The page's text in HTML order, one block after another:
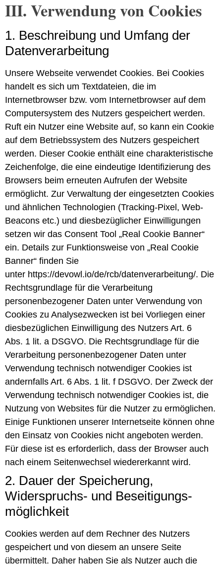
III. Verwendung von Cookies
1. Beschreibung und Umfang der
Daten­verarbeitung
Unsere Webseite verwendet Cookies. Bei Cookies
handelt es sich um Textdateien, die im
Internetbrowser bzw. vom Internetbrowser auf dem
Computersystem des Nutzers gespeichert werden.
Ruft ein Nutzer eine Website auf, so kann ein Cookie
auf dem Betriebssystem des Nutzers gespeichert
werden. Dieser Cookie enthält eine charakteristische
Zeichenfolge, die eine eindeutige Identifizierung des
Browsers beim erneuten Aufrufen der Website
ermöglicht. Zur Verwaltung der eingesetzten Cookies
und ähnlichen Technologien (Tracking-Pixel, Web-
Beacons etc.) und diesbezüglicher Einwilligungen
setzen wir das Consent Tool „Real Cookie Banner“
ein. Details zur Funktionsweise von „Real Cookie
Banner“ finden Sie
unter https://devowl.io/de/rcb/datenverarbeitung/. Die
Rechtsgrundlage für die Verarbeitung
personenbezogener Daten unter Verwendung von
Cookies zu Analysezwecken ist bei Vorliegen einer
diesbezüglichen Einwilligung des Nutzers Art. 6
Abs. 1 lit. a DSGVO. Die Rechtsgrundlage für die
Verarbeitung personenbezogener Daten unter
Verwendung technisch notwendiger Cookies ist
andernfalls Art. 6 Abs. 1 lit. f DSGVO. Der Zweck der
Verwendung technisch notwendiger Cookies ist, die
Nutzung von Websites für die Nutzer zu ermöglichen.
Einige Funktionen unserer Internetseite können ohne
den Einsatz von Cookies nicht angeboten werden.
Für diese ist es erforderlich, dass der Browser auch
nach einem Seitenwechsel wiedererkannt wird.
2. Dauer der Speicherung,
Widerspruchs- und Beseitigungs­
möglichkeit
Cookies werden auf dem Rechner des Nutzers
gespeichert und von diesem an unsere Seite
übermittelt. Daher haben Sie als Nutzer auch die